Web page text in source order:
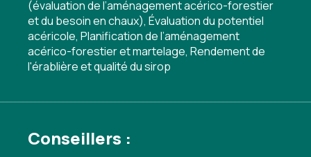
(évaluation de l’aménagement acérico-forestier
et du besoin en chaux), Évaluation du potentiel
acéricole, Planification de l’aménagement
acérico-forestier et martelage, Rendement de
l'érablière et qualité du sirop
Conseillers :